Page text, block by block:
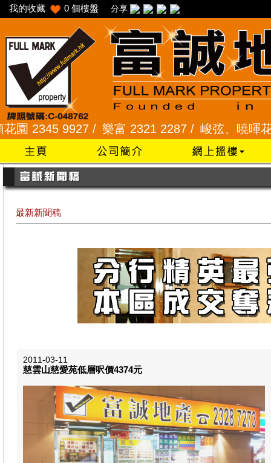
我的收藏 0 個樓盤 分享
2345 9927 /樂富 2321 2287 /峻弦、曉暉花園
最新新聞稿
2011-03-11
慈雲山慈愛苑低層呎價4374元